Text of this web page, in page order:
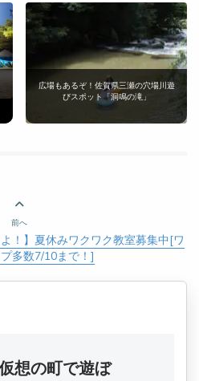
広場もあるぞ！佐賀県三瀬の穴場川遊
びスポット「洞鳴の滝」
前へ
！】夏休みワクワク教室募集中[ワ
多数7/10まで！]
想の町で遊ぼ